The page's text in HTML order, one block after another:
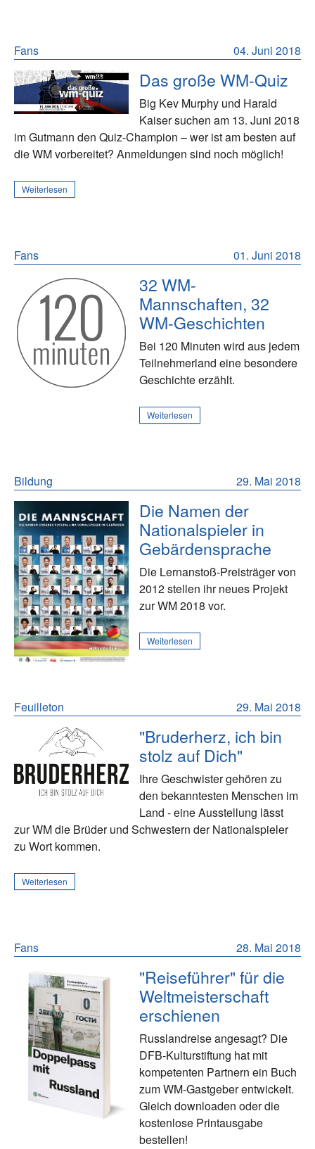
04. Juni 2018
Fans
Das große WM-Quiz
Big Kev Murphy und Harald
Kaiser suchen am 13. Juni 2018
im Gutmann den Quiz-Champion – wer ist am besten auf
die WM vorbereitet? Anmeldungen sind noch möglich!
Weiterlesen
01. Juni 2018
Fans
32 WM-
Mannschaften, 32
WM-Geschichten
Bei 120 Minuten wird aus jedem
Teilnehmerland eine besondere
Geschichte erzählt.
Weiterlesen
29. Mai 2018
Bildung
Die Namen der
Nationalspieler in
Gebärdensprache
Die Lernanstoß-Preisträger von
2012 stellen ihr neues Projekt
zur WM 2018 vor.
Weiterlesen
29. Mai 2018
Feuilleton
"Bruderherz, ich bin
stolz auf Dich"
Ihre Geschwister gehören zu
den bekanntesten Menschen im
Land - eine Ausstellung lässt
zur WM die Brüder und Schwestern der Nationalspieler
zu Wort kommen.
Weiterlesen
28. Mai 2018
Fans
"Reiseführer" für die
Weltmeisterschaft
erschienen
Russlandreise angesagt? Die
DFB-Kulturstiftung hat mit
kompetenten Partnern ein Buch
zum WM-Gastgeber entwickelt.
Gleich downloaden oder die
kostenlose Printausgabe
bestellen!